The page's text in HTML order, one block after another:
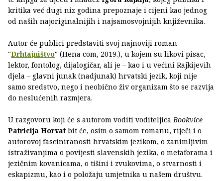
kritika već dugi niz godina prepoznaje i cijeni kao jednog
od naših najoriginalnijih i najsamosvojnijih književnika.
Autor će publici predstaviti svoj najnoviji roman
"Drhtajništvo" (Hena com, 2019.), u kojem su likovi pisac,
lektor, fontolog, dijalogičar, ali je – kao i u većini Rajkijevih
djela – glavni junak (nadjunak) hrvatski jezik, koji nije
samo sredstvo, nego i neobično živ organizam što se razvija
do neslućenih razmjera.
U razgovoru koji će s autorom voditi voditeljicaBookvice
Patricija Horvat bit će, osim o samom romanu, riječi i o
autorovoj fasciniranosti hrvatskim jezikom, o zanimljivim
istraživanjima o povijesti slavenskih jezika, o metaforama i
jezičnim kovanicama, o tišini i zvukovima, o stvarnosti i
eskapizmu, kao i o položaju umjetnika u našem društvu.